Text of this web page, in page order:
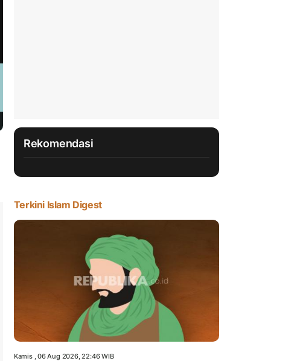
Rekomendasi
Terkini Islam Digest
Kamis , 06 Aug 2026, 22:46 WIB